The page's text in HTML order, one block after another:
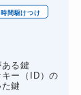
円～(税込)
円～(税込)
円～(税込)
間駆けつけ
る鍵
ー（ID）の
鍵